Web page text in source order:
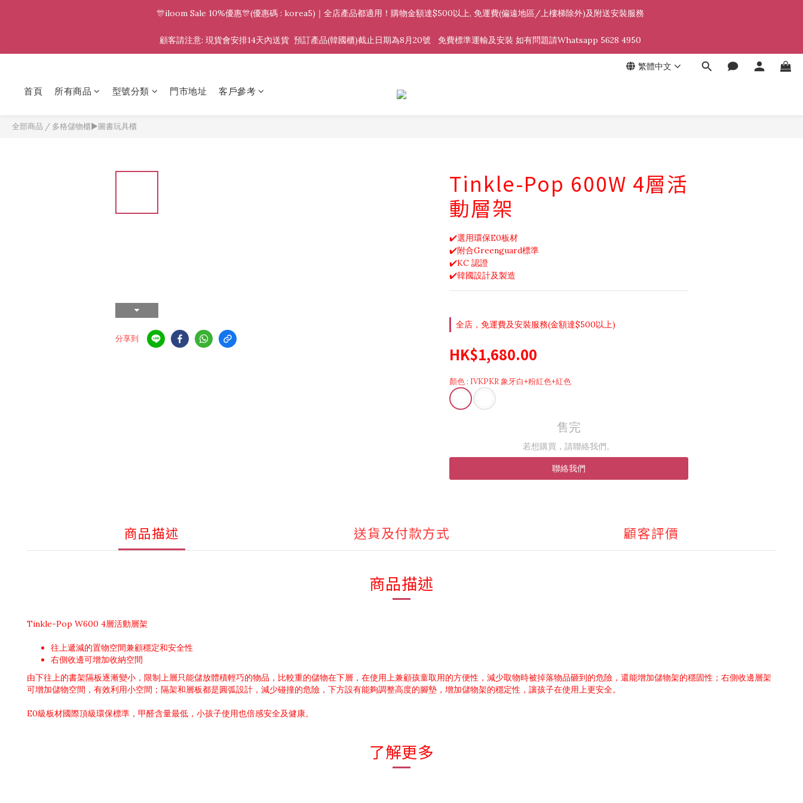
🎊iloom Sale 10%優惠🎊(優惠碼 : korea5)｜全店產品都適用！購物金額達$500以上, 免運費(偏遠地區/上樓梯除外)及附送安裝服務
顧客請注意: 現貨會安排14天內送貨  預訂產品(韓國櫃)截止日期為8月20號   免費標準運輸及安裝 如有問題請Whatsapp 5628 4950
繁體中文
首頁 所有商品 型號分類 門市地址 客戶參考
全部商品 / 多格儲物櫃▶圖書玩具櫃
分享到
Tinkle-Pop 600W 4層活
動層架
✔️選用環保E0板材
✔️附合Greenguard標準
✔️KC 認證
✔️韓國設計及製造
全店，免運費及安裝服務(金額達$500以上)
HK$1,680.00
顏色: IVKPKR 象牙白+粉紅色+紅色
售完
若想購買，請聯絡我們。
聯絡我們
商品描述 送貨及付款方式 顧客評價
商品描述
Tinkle-Pop W600 4層活動層架
往上遞減的置物空間兼顧穩定和安全性
右側收邊可增加收納空間
由下往上的書架隔板逐漸變小，限制上層只能儲放體積輕巧的物品，比較重的儲物在下層，在使用上兼顧孩童取用的方便性，減少取物時被掉落物品砸到的危險，還能增加儲物架的穩固性；右側收邊層架
可增加儲物空間，有效利用小空間；隔架和層板都是圓弧設計，減少碰撞的危險，下方設有能夠調整高度的腳墊，增加儲物架的穩定性，讓孩子在使用上更安全。
E0級板材國際頂級環保標準，甲醛含量最低，小孩子使用也倍感安全及健康。
了解更多